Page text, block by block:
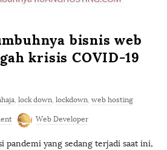
bisnis web
krisis COVID-19
, lock down, lockdown, web hosting
Web Developer
pandemi yang sedang terjadi saat ini,